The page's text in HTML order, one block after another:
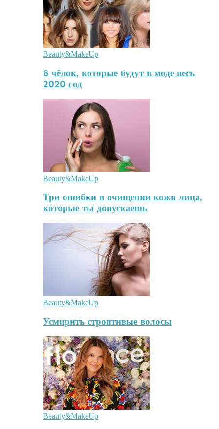
Beauty&MakeUp
6 чёлок, которые будут в моде весь
2020 год
Beauty&MakeUp
Три ошибки в очищении кожи лица,
которые ты допускаешь
Beauty&MakeUp
Усмирить строптивые волосы
Beauty&MakeUp